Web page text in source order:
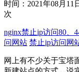
时间：2021年08月11
次
nginx禁止ip访问80、
问网站 禁止ip访问网
网上有不少关于宝塔